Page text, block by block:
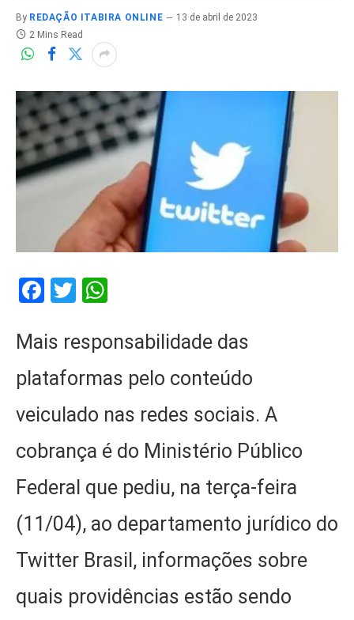
By REDAÇÃO ITABIRA ONLINE
13 de abril de 2023
2 Mins Read
Facebook
Twitter
Mais responsabilidade das
plataformas pelo conteúdo
veiculado nas redes sociais. A
cobrança é do Ministério Público
Federal que pediu, na terça-feira
(11/04), ao departamento jurídico do
Twitter Brasil, informações sobre
quais providências estão sendo